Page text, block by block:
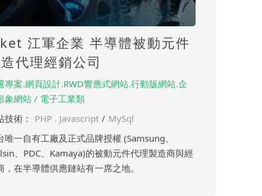
江軍企業 半導體被動元件
代理經銷公司
專案.網頁設計.RWD響應式網站.行動版網站.企
象網站 / 電子工業類
技術： PHP . Javascript / MySql
唯一自有工廠及正式品牌授權 (Samsung、
、PDC、Kamaya)的被動元件代理製造商與經
，在半導體供應鏈站有一席之地。